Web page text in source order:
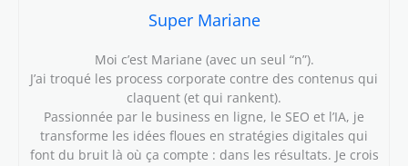
Super Mariane
Moi c’est Mariane (avec un seul “n”).
J’ai troqué les process corporate contre des contenus qui
claquent (et qui rankent).
Passionnée par le business en ligne, le SEO et l’IA, je
transforme les idées floues en stratégies digitales qui
font du bruit là où ça compte : dans les résultats. Je crois